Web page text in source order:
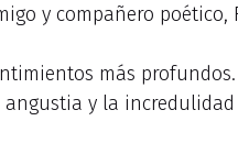
y compañero poético,
más
angustia y la